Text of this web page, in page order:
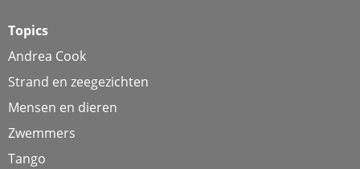
Topics
Andrea Cook
Strand en zeegezichten
Mensen en dieren
Zwemmers
Tango